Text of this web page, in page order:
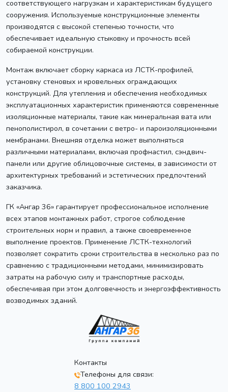
соответствующего нагрузкам и характеристикам будущего
сооружения. Используемые конструкционные элементы
производятся с высокой степенью точности, что
обеспечивает идеальную стыковку и прочность всей
собираемой конструкции.
Монтаж включает сборку каркаса из ЛСТК-профилей,
установку стеновых и кровельных ограждающих
конструкций. Для утепления и обеспечения необходимых
эксплуатационных характеристик применяются современные
изоляционные материалы, такие как минеральная вата или
пенополистирол, в сочетании с ветро- и пароизоляционными
мембранами. Внешняя отделка может выполняться
различными материалами, включая профнастил, сэндвич-
панели или другие облицовочные системы, в зависимости от
архитектурных требований и эстетических предпочтений
заказчика.
ГК «Ангар 36» гарантирует профессиональное исполнение
всех этапов монтажных работ, строгое соблюдение
строительных норм и правил, а также своевременное
выполнение проектов. Применение ЛСТК-технологий
позволяет сократить сроки строительства в несколько раз по
сравнению с традиционными методами, минимизировать
затраты на рабочую силу и транспортные расходы,
обеспечивая при этом долговечность и энергоэффективность
возводимых зданий.
Контакты
Телефоны для связи:
8 800 100 2943